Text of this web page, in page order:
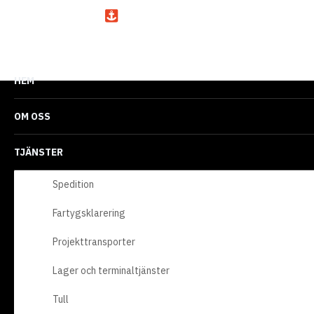
HEM
OM OSS
TJÄNSTER
Spedition
Fartygsklarering
Projekttransporter
Lager och terminaltjänster
Tull
Vinnande logistik